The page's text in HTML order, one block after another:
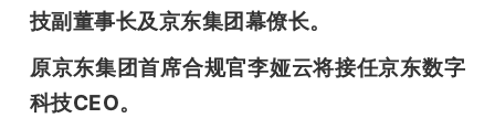
开
技副董事长及京东集团幕僚长。
原京东集团首席合规官李娅云将接任京东数字
科技CEO。